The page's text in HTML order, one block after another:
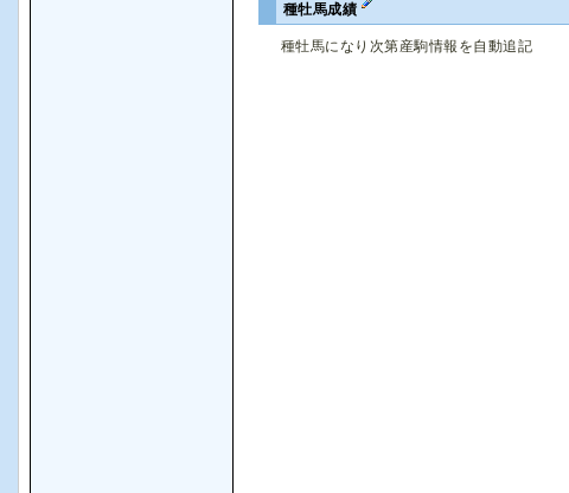
種牡馬成績
種牡馬になり次第産駒情報を自動追記